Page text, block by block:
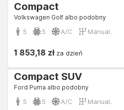
Compact
Volkswagen Golf albo podobny
5 5 A/C Manual.
1 853,18 złza dzień
Compact SUV
Ford Puma albo podobny
5 5 A/C Manual.